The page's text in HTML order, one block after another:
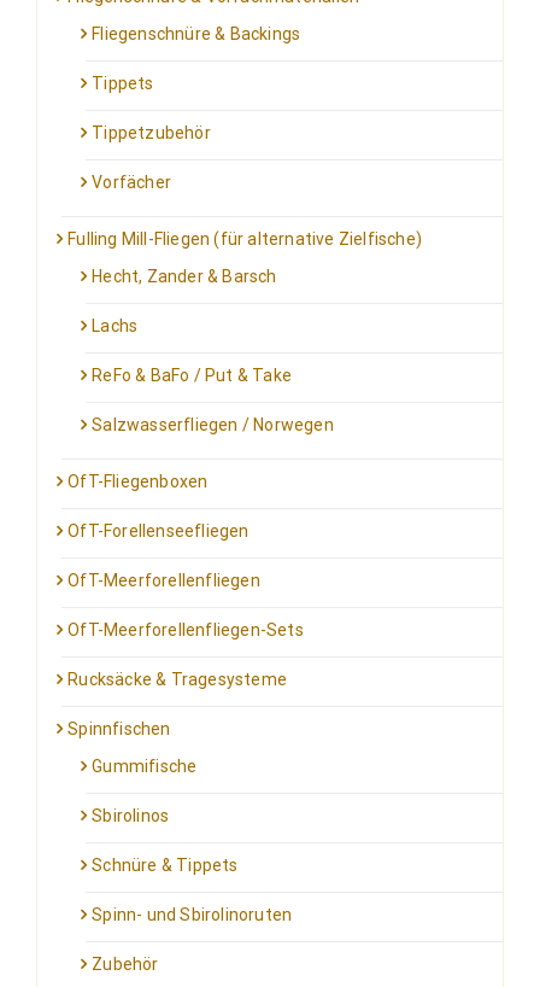
Fliegenschnüre & Backings
Tippets
Tippetzubehör
Vorfächer
Fulling Mill-Fliegen (für alternative Zielfische)
Hecht, Zander & Barsch
Lachs
ReFo & BaFo / Put & Take
Salzwasserfliegen / Norwegen
OfT-Fliegenboxen
OfT-Forellenseefliegen
OfT-Meerforellenfliegen
OfT-Meerforellenfliegen-Sets
Rucksäcke & Tragesysteme
Spinnfischen
Gummifische
Sbirolinos
Schnüre & Tippets
Spinn- und Sbirolinoruten
Zubehör